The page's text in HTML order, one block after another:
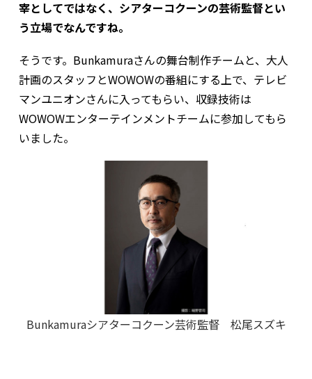
宰としてではなく、シアターコクーンの芸術監督とい
う立場でなんですね。
そうです。Bunkamuraさんの舞台制作チームと、大人
計画のスタッフとWOWOWの番組にする上で、テレビ
マンユニオンさんに入ってもらい、収録技術は
WOWOWエンターテインメントチームに参加してもら
いました。
Bunkamuraシアターコクーン芸術監督 松尾スズキ